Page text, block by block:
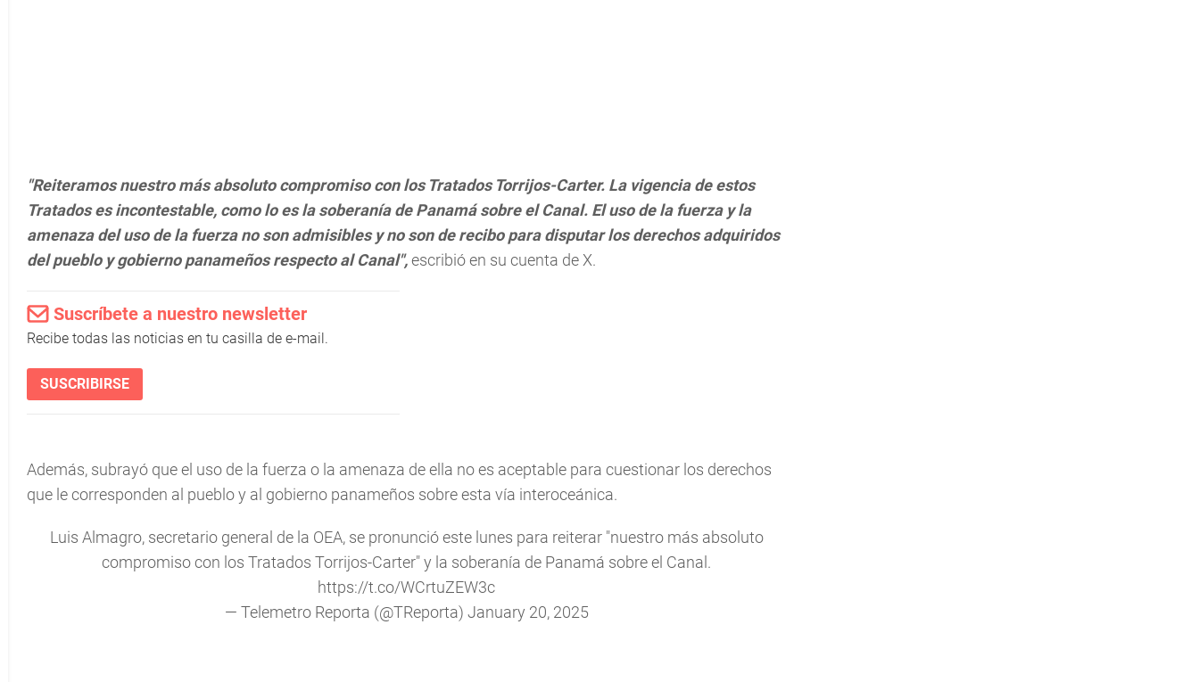
"Reiteramos nuestro más absoluto compromiso con los Tratados Torrijos-Carter. La vigencia de estos
Tratados es incontestable, como lo es la soberanía de Panamá sobre el Canal. El uso de la fuerza y la
amenaza del uso de la fuerza no son admisibles y no son de recibo para disputar los derechos adquiridos
del pueblo y gobierno panameños respecto al Canal",escribió en su cuenta de X.
Suscríbete a nuestro newsletter
Recibe todas las noticias en tu casilla de e-mail.
SUSCRIBIRSE
Además, subrayó que el uso de la fuerza o la amenaza de ella no es aceptable para cuestionar los derechos
que le corresponden al pueblo y al gobierno panameños sobre esta vía interoceánica.
Luis Almagro, secretario general de la OEA, se pronunció este lunes para reiterar "nuestro más absoluto
compromiso con los Tratados Torrijos-Carter" y la soberanía de Panamá sobre el Canal.
https://t.co/WCrtuZEW3c
— Telemetro Reporta (@TReporta) January 20, 2025